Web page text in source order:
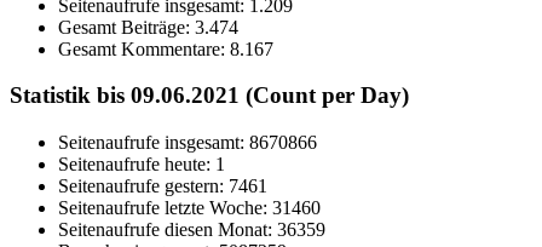
Seitenaufrufe insgesamt: 1.209
Gesamt Beiträge: 3.474
Gesamt Kommentare: 8.167
Statistik bis 09.06.2021 (Count per Day)
Seitenaufrufe insgesamt: 8670866
Seitenaufrufe heute: 1
Seitenaufrufe gestern: 7461
Seitenaufrufe letzte Woche: 31460
Seitenaufrufe diesen Monat: 36359